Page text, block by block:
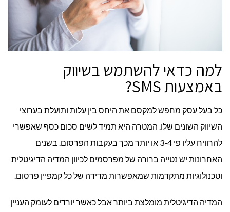
למה כדאי להשתמש בשיווק
באמצעות SMS?
כל בעל עסק מחפש למקסם את היחס בין עלות ותועלת בערוצי
השיווק השונים שלו. המטרה היא תמיד לשים סכום כסף שאפשרי
להרוויח עליו פי 3-4 או יותר מכך בעקבות הפרסום. בשנים
האחרונות יש נטייה ברורה של מפרסמים לכיוון המדיה הדיגיטלית
וטכנולוגיות מתקדמות שמאפשרות מדידה של כל קמפיין פרסום.
המדיה הדיגיטלית מומלצת ביותר אבל כאשר יורדים לעומק העניין